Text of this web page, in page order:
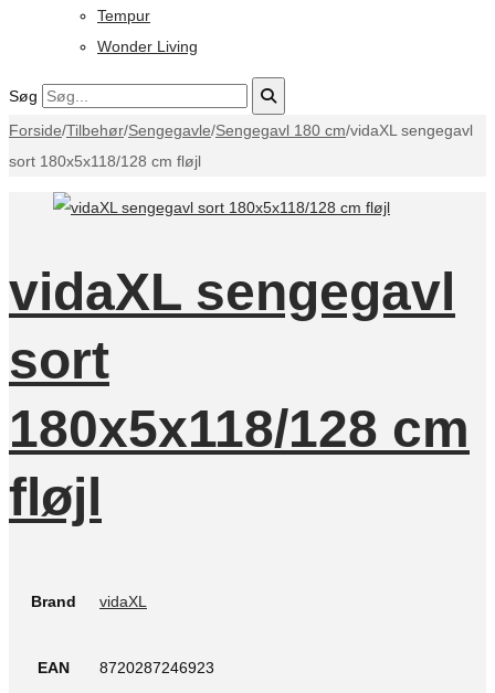
Tempur
Wonder Living
Søg
Forside/Tilbehør/Sengegavle/Sengegavl 180 cm/vidaXL sengegavl
sort 180x5x118/128 cm fløjl
vidaXL sengegavl
sort
180x5x118/128 cm
fløjl
Brand vidaXL
EAN 8720287246923